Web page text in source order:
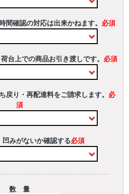
間確認の対応は出来かねます。 必須
台上での商品お引き渡しです。 必須
戻り・再配達料をご請求します。 必
須
みがないか確認する必須
数 量